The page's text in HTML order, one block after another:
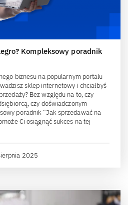
Kompleksowy poradnik
biznesu na popularnym portalu
sklep internetowy i chciałbyś
Bez względu na to, czy
czy doświadczonym
poradnik “Jak sprzedawać na
Ci osiągnąć sukces na tej
2025